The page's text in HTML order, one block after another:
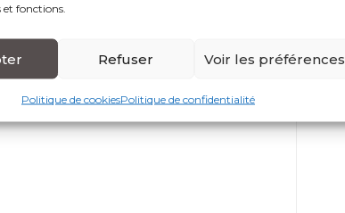
fonctions.
Refuser Voir les préférences
Politique de cookiesPolitique de confidentialité